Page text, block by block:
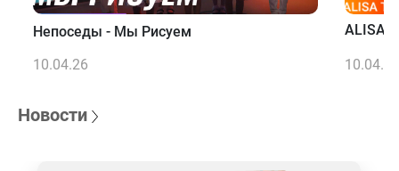
Непоседы - Мы Рисуем
10.04.26
ALISA
10.04.26
Новости